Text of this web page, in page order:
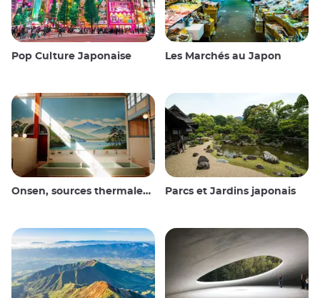
Pop Culture Japonaise Les Marchés au Japon
Onsen, sources thermales et bains publics Parcs et Jardins japonais